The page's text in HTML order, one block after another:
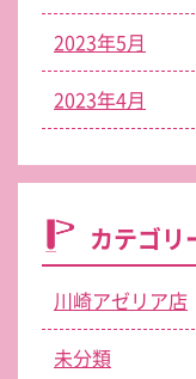
2023年5月
2023年4月
カテゴリ
川崎アゼリア店
未分類